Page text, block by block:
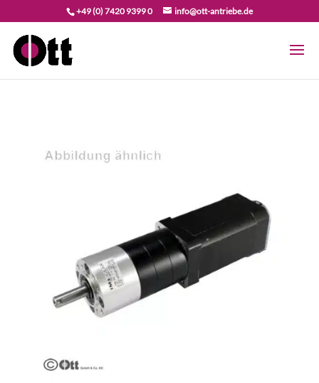
+49 (0) 7420 9399 0 info@ott-antriebe.de